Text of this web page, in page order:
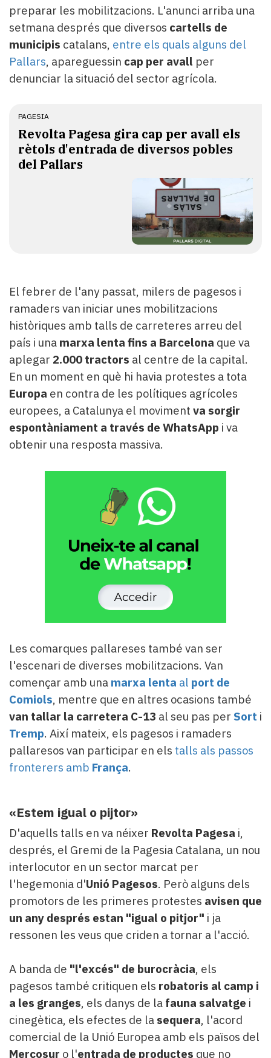
preparar les mobilitzacions. L'anunci arriba una
setmana després que diversos cartells de
municipis catalans, entre els quals alguns del
Pallars, apareguessin cap per avall per
denunciar la situació del sector agrícola.
PAGESIA
Revolta Pagesa gira cap per avall els
rètols d'entrada de diversos pobles
del Pallars
El febrer de l'any passat, milers de pagesos i
ramaders van iniciar unes mobilitzacions
històriques amb talls de carreteres arreu del
país i una marxa lenta fins a Barcelona que va
aplegar 2.000 tractors al centre de la capital.
En un moment en què hi havia protestes a tota
Europa en contra de les polítiques agrícoles
europees, a Catalunya el moviment va sorgir
espontàniament a través de WhatsApp i va
obtenir una resposta massiva.
Les comarques pallareses també van ser
l'escenari de diverses mobilitzacions. Van
començar amb una marxa lenta al port de
Comiols, mentre que en altres ocasions també
van tallar la carretera C-13 al seu pas per Sort i
Tremp. Així mateix, els pagesos i ramaders
pallaresos van participar en els talls als passos
fronterers amb França.
«Estem igual o pijtor»
D'aquells talls en va néixer Revolta Pagesa i,
després, el Gremi de la Pagesia Catalana, un nou
interlocutor en un sector marcat per
l'hegemonia d'Unió Pagesos. Però alguns dels
promotors de les primeres protestes avisen que
un any després estan "igual o pitjor" i ja
ressonen les veus que criden a tornar a l'acció.
A banda de "l'excés" de burocràcia, els
pagesos també critiquen els robatoris al camp i
a les granges, els danys de la fauna salvatge i
cinegètica, els efectes de la sequera, l'acord
comercial de la Unió Europea amb els països del
Mercosur o l'entrada de productes que no